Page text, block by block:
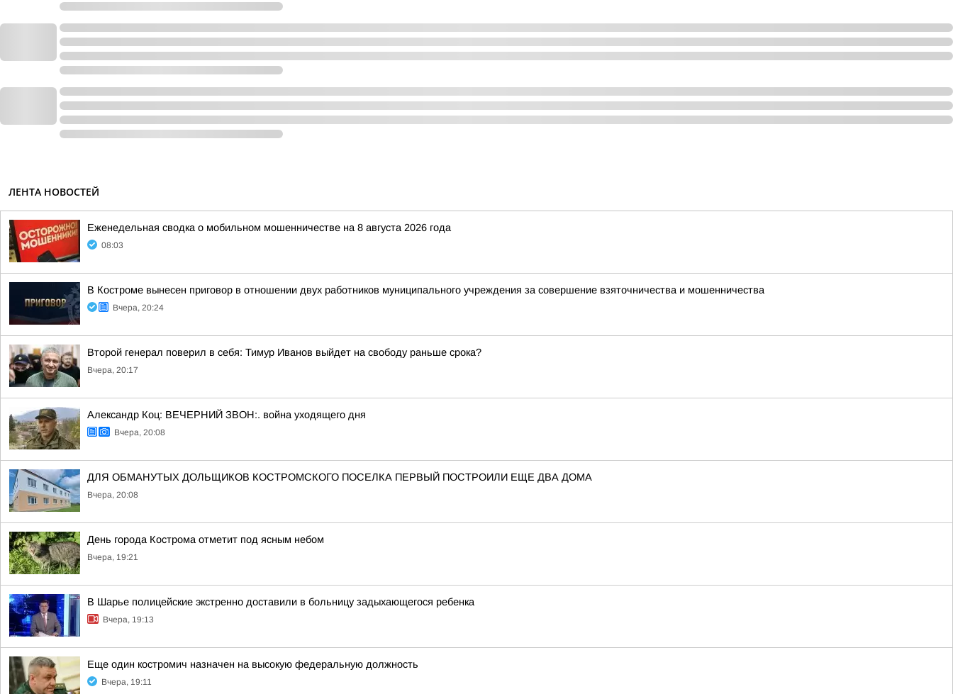
ЛЕНТА НОВОСТЕЙ
Еженедельная сводка о мобильном мошенничестве на 8 августа 2026 года
08:03
В Костроме вынесен приговор в отношении двух работников муниципального учреждения за совершение взяточничества и мошенничества
Вчера, 20:24
Второй генерал поверил в себя: Тимур Иванов выйдет на свободу раньше срока?
Вчера, 20:17
Александр Коц: ВЕЧЕРНИЙ ЗВОН:. война уходящего дня
Вчера, 20:08
ДЛЯ ОБМАНУТЫХ ДОЛЬЩИКОВ КОСТРОМСКОГО ПОСЕЛКА ПЕРВЫЙ ПОСТРОИЛИ ЕЩЕ ДВА ДОМА
Вчера, 20:08
День города Кострома отметит под ясным небом
Вчера, 19:21
В Шарье полицейские экстренно доставили в больницу задыхающегося ребенка
Вчера, 19:13
Еще один костромич назначен на высокую федеральную должность
Вчера, 19:11